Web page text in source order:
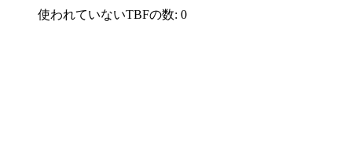
使われていないTBFの数: 0